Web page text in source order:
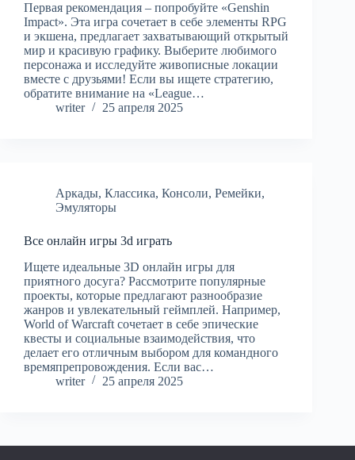
Первая рекомендация – попробуйте «Genshin
Impact». Эта игра сочетает в себе элементы RPG
и экшена, предлагает захватывающий открытый
мир и красивую графику. Выберите любимого
персонажа и исследуйте живописные локации
вместе с друзьями! Если вы ищете стратегию,
обратите внимание на «League…
writer
25 апреля 2025
Аркады, Классика, Консоли, Ремейки,
Эмуляторы
Все онлайн игры 3d играть
Ищете идеальные 3D онлайн игры для
приятного досуга? Рассмотрите популярные
проекты, которые предлагают разнообразие
жанров и увлекательный геймплей. Например,
World of Warcraft сочетает в себе эпические
квесты и социальные взаимодействия, что
делает его отличным выбором для командного
времяпрепровождения. Если вас…
writer
25 апреля 2025